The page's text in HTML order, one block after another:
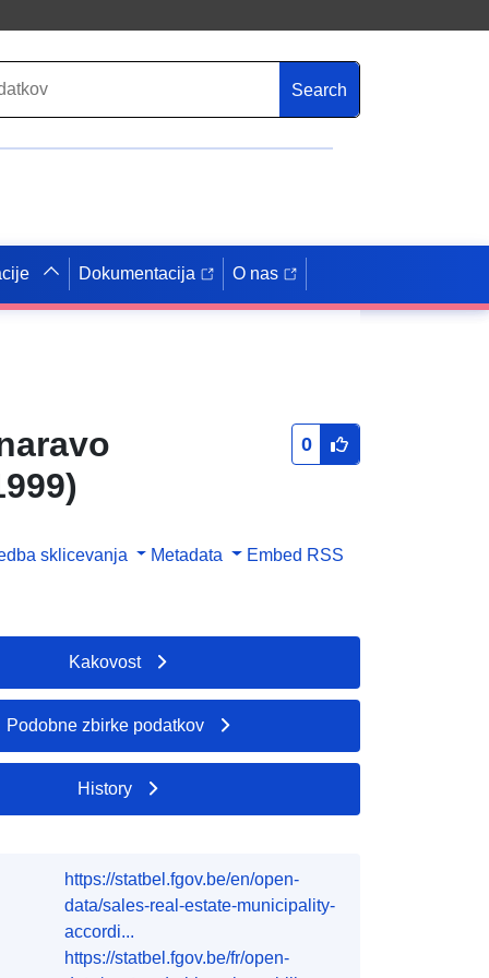
Search
Dokumentacija O nas
0
sklicevanja Metadata Embed RSS
Kakovost
Podobne zbirke podatkov
History
https://statbel.fgov.be/en/open-
data/sales-real-estate-municipality-
accordi...
https://statbel.fgov.be/fr/open-